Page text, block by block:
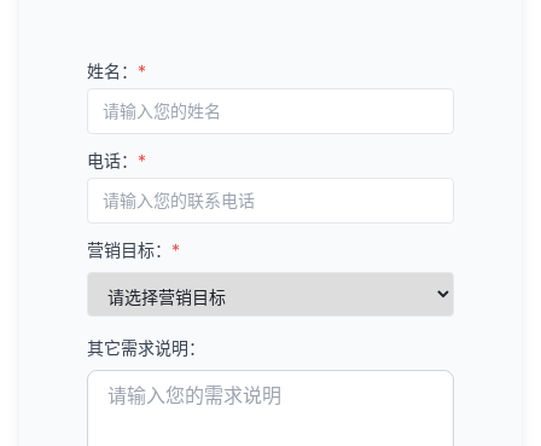
姓名： *
电话： *
营销目标： *
其它需求说明：